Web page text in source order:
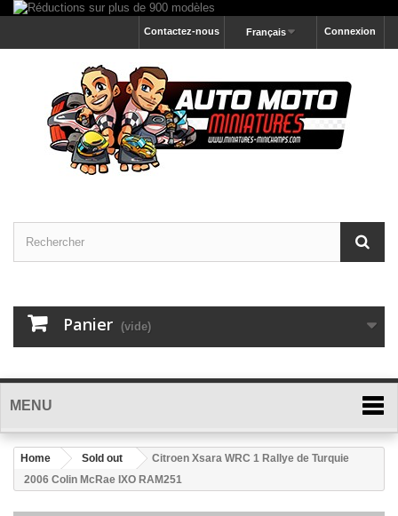
Connexion
Français
Contactez-nous
Panier (vide)
MENU
Home Sold out
Citroen Xsara WRC 1 Rallye de Turquie
2006 Colin McRae IXO RAM251